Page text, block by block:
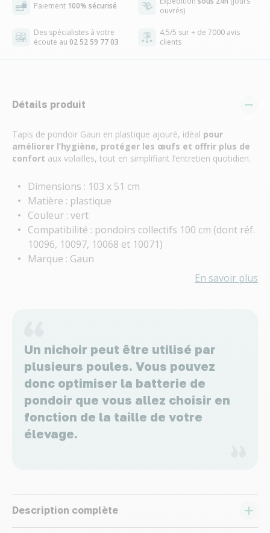
Paiement 100% sécurisé
ouvrés)
Des spécialistes à votre
écoute au 02 52 59 77 03
4,5/5 sur + de 7000 avis
clients
Détails produit
Tapis de pondoir Gaun en plastique ajouré, idéal pour
améliorer l’hygiène, protéger les œufs et offrir plus de
confort aux volailles, tout en simplifiant l’entretien quotidien.
Dimensions : 103 x 51 cm
Matière : plastique
Couleur : vert
Compatibilité : pondoirs collectifs 100 cm (dont réf.
10096, 10097, 10068 et 10071)
Marque : Gaun
En savoir plus
Un nichoir peut être utilisé par
plusieurs poules. Vous pouvez
donc optimiser la batterie de
pondoir que vous allez choisir en
fonction de la taille de votre
élevage.
Description complète